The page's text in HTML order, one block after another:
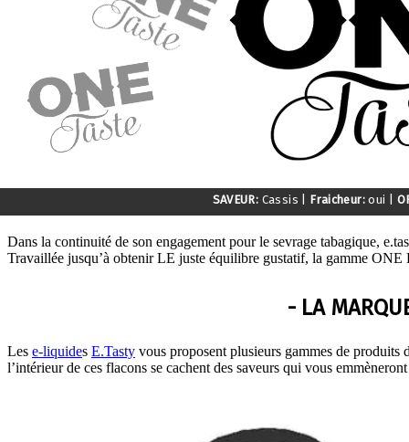
SAVEUR: Cassis Fraicheur: oui
Dans la continuité de son engagement pour le sevrage tabagique,
Travaillée jusqu’à obtenir LE juste équilibre gustatif, la gamme
- LA
Les e-liquides E.Tasty vous proposent plusieurs gammes de
l’intérieur de ces flacons se cachent des saveurs qui vous